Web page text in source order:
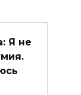
Я не